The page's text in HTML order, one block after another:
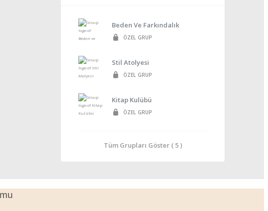
Beden Ve Farkındalık
ÖZEL GRUP
Stil Atolyesi
ÖZEL GRUP
Kitap Kulübü
ÖZEL GRUP
Tüm Grupları Göster ( 5 )